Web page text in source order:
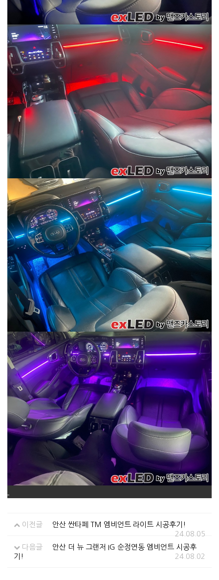
이전글
안산 싼타페 TM 엠비언트 라이트 시공후기!
24.08.05
다음글
안산 더 뉴 그랜저 IG 순정연동 엠비언트 시공후
기!
24.08.02